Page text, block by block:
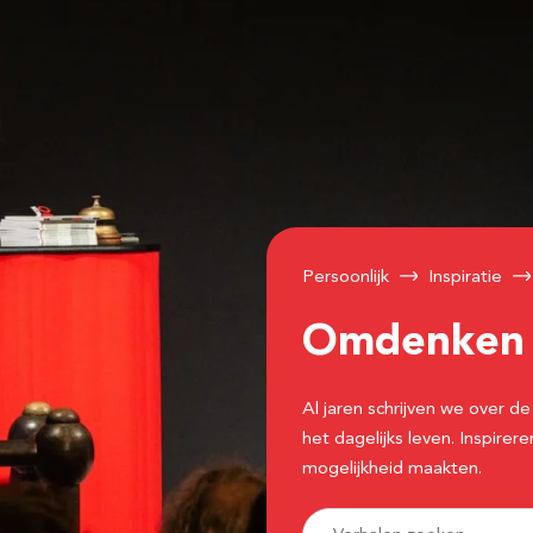
Persoonlijk Inspiratie
Al jaren schrijven we over
het dagelijks leven.
mogelijkheid maakten.